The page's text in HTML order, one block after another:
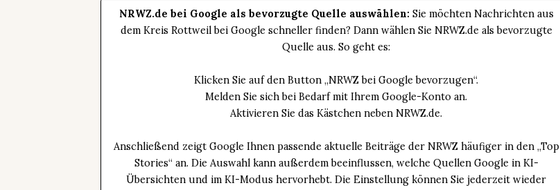
NRWZ.de bei Google als bevorzugte Quelle auswählen: Sie möchten Nachrichten aus
dem Kreis Rottweil bei Google schneller finden? Dann wählen Sie NRWZ.de als bevorzugte
Quelle aus. So geht es:
Klicken Sie auf den Button „NRWZ bei Google bevorzugen“.
Melden Sie sich bei Bedarf mit Ihrem Google-Konto an.
Aktivieren Sie das Kästchen neben NRWZ.de.
Anschließend zeigt Google Ihnen passende aktuelle Beiträge der NRWZ häufiger in den „Top
Stories“ an. Die Auswahl kann außerdem beeinflussen, welche Quellen Google in KI-
Übersichten und im KI-Modus hervorhebt. Die Einstellung können Sie jederzeit wieder